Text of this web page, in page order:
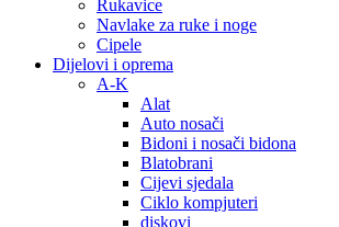
Rukavice
Navlake za ruke i noge
Cipele
Dijelovi i oprema
A-K
Alat
Auto nosači
Bidoni i nosači bidona
Blatobrani
Cijevi sjedala
Ciklo kompjuteri
diskovi